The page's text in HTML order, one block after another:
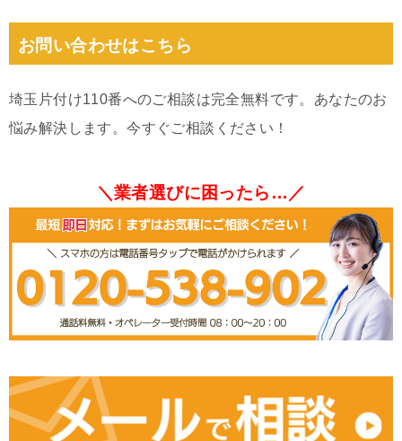
お問い合わせはこちら
埼玉片付け110番へのご相談は完全無料です。あなたのお
悩み解決します。今すぐご相談ください！
＼業者選びに困ったら…／